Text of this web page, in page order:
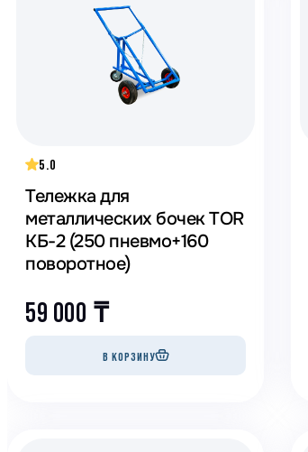
5.0
Тележка для
металлических бочек TOR
КБ-2 (250 пневмо+160
поворотное)
59 000 ₸
В КОРЗИНУ